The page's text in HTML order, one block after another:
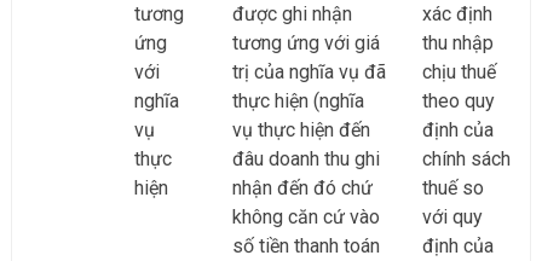
tương
ứng
với
nghĩa
vụ
thực
hiện
được ghi nhận
tương ứng với giá
trị của nghĩa vụ đã
thực hiện (nghĩa
vụ thực hiện đến
đâu doanh thu ghi
nhận đến đó chứ
không căn cứ vào
số tiền thanh toán
xác định
thu nhập
chịu thuế
theo quy
định của
chính sách
thuế so
với quy
định của